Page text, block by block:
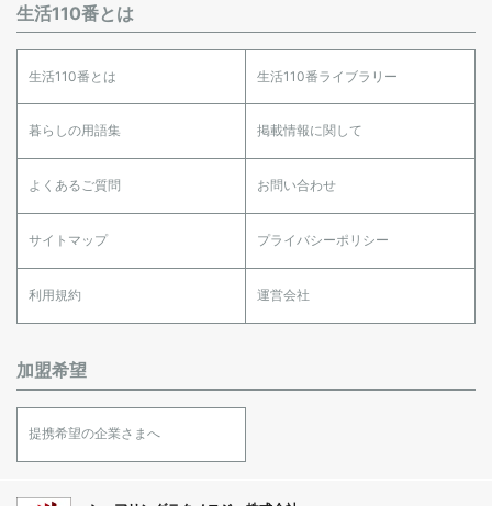
生活110番とは
生活110番とは 生活110番ライブラリー
暮らしの用語集 掲載情報に関して
よくあるご質問 お問い合わせ
サイトマップ プライバシーポリシー
利用規約 運営会社
加盟希望
提携希望の企業さまへ